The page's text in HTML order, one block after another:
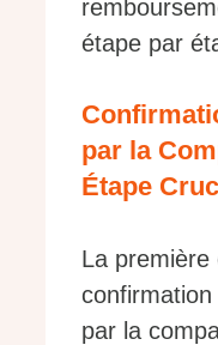
étape par
par la
Étape
La première
confirmation
par la